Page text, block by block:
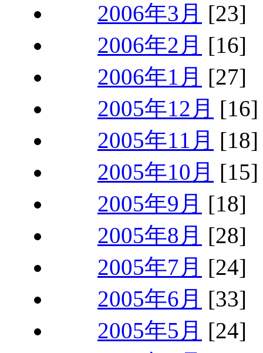
2006年3月 [23]
2006年2月 [16]
2006年1月 [27]
2005年12月 [16]
2005年11月 [18]
2005年10月 [15]
2005年9月 [18]
2005年8月 [28]
2005年7月 [24]
2005年6月 [33]
2005年5月 [24]